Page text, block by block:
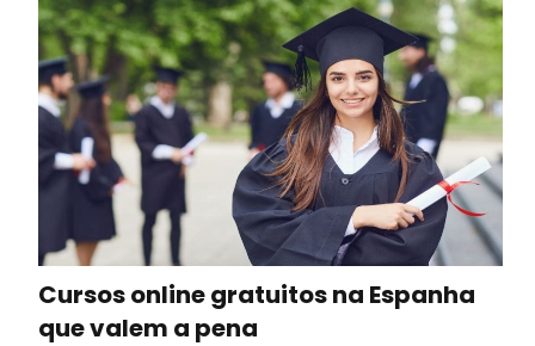
Cursos online gratuitos na Espanha
que valem a pena